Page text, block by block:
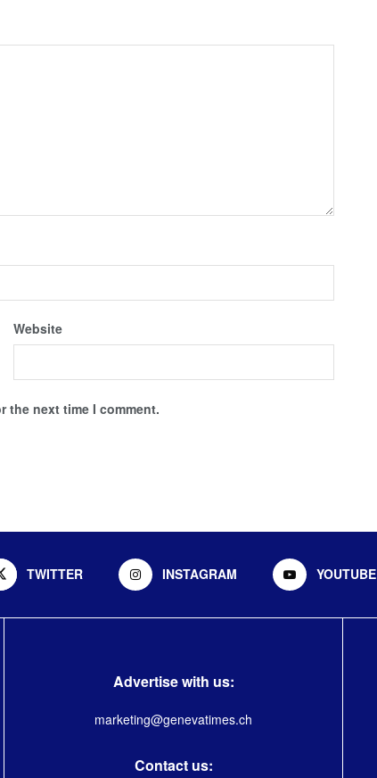
Website
the next time I comment.
TWITTER INSTAGRAM YOUTUBE
Advertise with us:
marketing@genevatimes.ch
Contact us: